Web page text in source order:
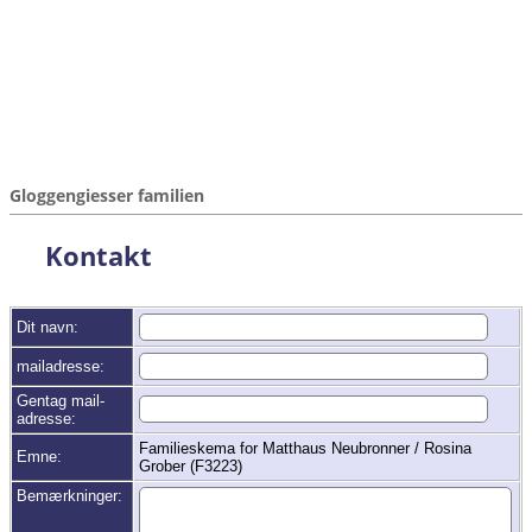
Gloggengiesser familien
Kontakt
Dit navn:
mailadresse:
Gentag mail-
adresse:
Emne:
Familieskema for Matthaus Neubronner / Rosina
Grober (F3223)
Bemærkninger: